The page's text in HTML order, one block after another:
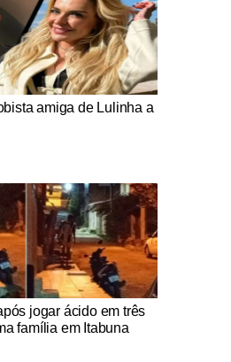
amiga de Lulinha a
jogar ácido em três
família em Itabuna